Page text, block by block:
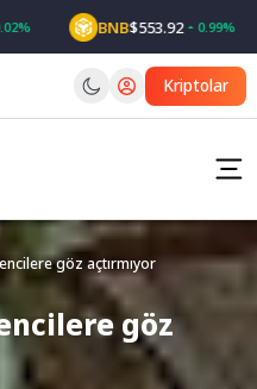
BNB$553.92 0.99%
Kriptolar
göz açtırmıyor
göz